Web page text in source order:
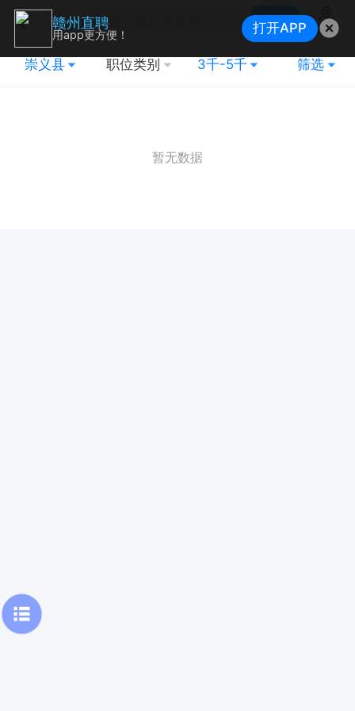
搜索
地图
崇义县 职位类别 3千-5千 筛选
暂无数据
赣州直聘
用app更方便！ 打开APP